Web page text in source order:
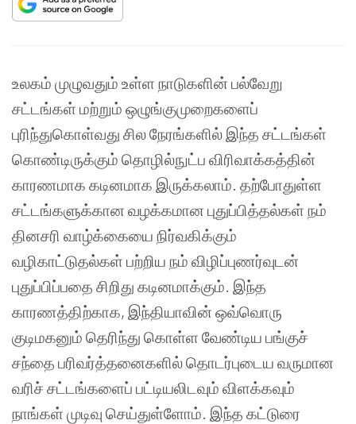
உலகம் முழுவதும் உள்ள நாடுகளின் பல்வேறு
சட்டங்கள் மற்றும் ஒழுங்குமுறைகளைப்
புரிந்துகொள்வது சில நேரங்களில் இந்த சட்டங்கள்
கொண்டிருக்கும் தொழில்நுட்ப விரிவாக்கத்தின்
காரணமாக கடினமாக இருக்கலாம். தற்போதுள்ள
சட்டங்களுக்கான வழக்கமான புதுப்பித்தல்கள் நம்
தினசரி வாழ்க்கையை நிர்வகிக்கும்
வழிகாட்டுதல்கள் பற்றிய நம் விழிப்புணர்வுடன்
புதுப்பிப்பதை சிறிது கடினமாக்கும். இந்த
காரணத்திற்காக, இந்தியாவின் ஒவ்வொரு
குடிமகனும் தெரிந்து கொள்ள வேண்டிய பங்குச்
சந்தை பரிவர்த்தனைகளில் தொடர்புடைய வருமான
வரிச் சட்டங்களைப் பட்டியலிடவும் விளக்கவும்
நாங்கள் முடிவு செய்துள்ளோம். இந்த கட்டுரை